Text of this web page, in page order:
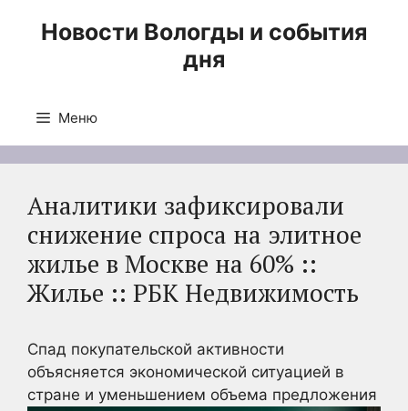
Новости Вологды и события
дня
Меню
Аналитики зафиксировали
снижение спроса на элитное
жилье в Москве на 60% ::
Жилье :: РБК Недвижимость
Спад покупательской активности
объясняется экономической ситуацией в
стране и уменьшением объема предложения